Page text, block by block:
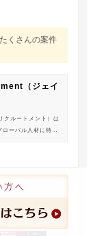
くさんの案件
（ジェイ
クルートメント）は
ーバル人材に特化